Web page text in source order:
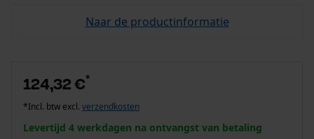
Naar de productinformatie
124,32 €*
*Incl. btw excl. verzendkosten
Levertijd 4 werkdagen na ontvangst van betaling